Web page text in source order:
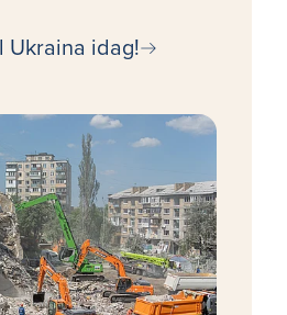
Ukraina idag!arrow_right_alt